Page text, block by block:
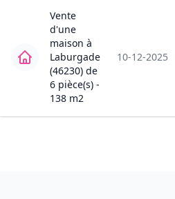
Vente
d'une
maison à
Laburgade
(46230) de
6 pièce(s) -
138 m2
10-12-2025